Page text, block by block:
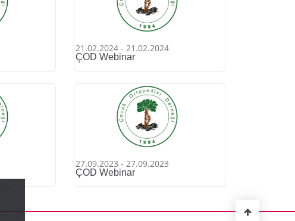
21.02.2024 - 21.02.2024
ÇOD Webinar
27.09.2023 - 27.09.2023
ÇOD Webinar